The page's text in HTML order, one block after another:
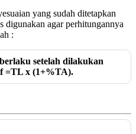
yang sudah ditetapkan
digunakan agar perhitungannya
:
setelah dilakukan
=TL x (1+%TA).